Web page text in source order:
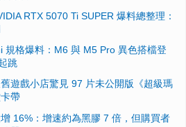
RTX 5070 Ti SUPER 爆料總整理：
規格爆料：M6 與 M5 Pro 異色搭檔登
跳
遊戲小店驚見 97 片未公開版《超級瑪
帶
16%：增速約為黑膠 7 倍，但購買者